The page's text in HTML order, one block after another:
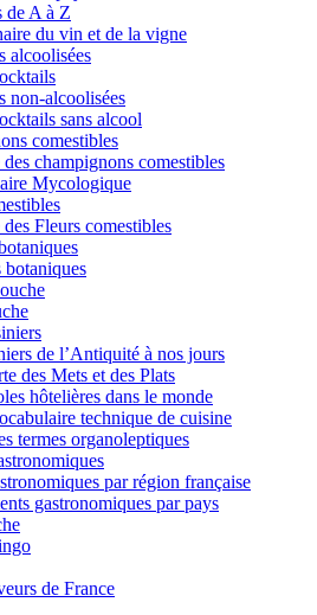
de A à Z
du vin et de la vigne
alcoolisées
non-alcoolisées
sans alcool
comestibles
champignons comestibles
Mycologique
Fleurs comestibles
botaniques
de l’Antiquité à nos jours
des Mets et des Plats
hôtelières dans le monde
technique de cuisine
termes organoleptiques
par région française
gastronomiques par pays
de France